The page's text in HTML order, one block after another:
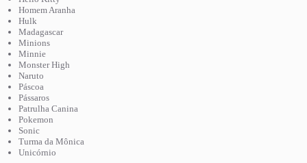
Homem Aranha
Hulk
Madagascar
Minions
Minnie
Monster High
Naruto
Páscoa
Pássaros
Patrulha Canina
Pokemon
Sonic
Turma da Mônica
Unicórnio